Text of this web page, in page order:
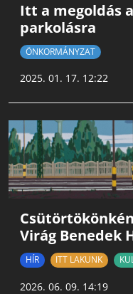
Itt a megoldás
parkolásra
ÖNKORMÁNYZAT
2025. 01. 17. 12:22
Virág Benedek
HÍR ITT LAKUNK
2026. 06. 09. 14:19